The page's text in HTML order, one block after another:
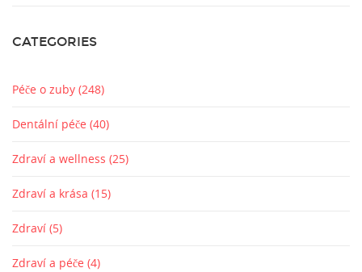
CATEGORIES
Péče o zuby (248)
Dentální péče (40)
Zdraví a wellness (25)
Zdraví a krása (15)
Zdraví (5)
Zdraví a péče (4)